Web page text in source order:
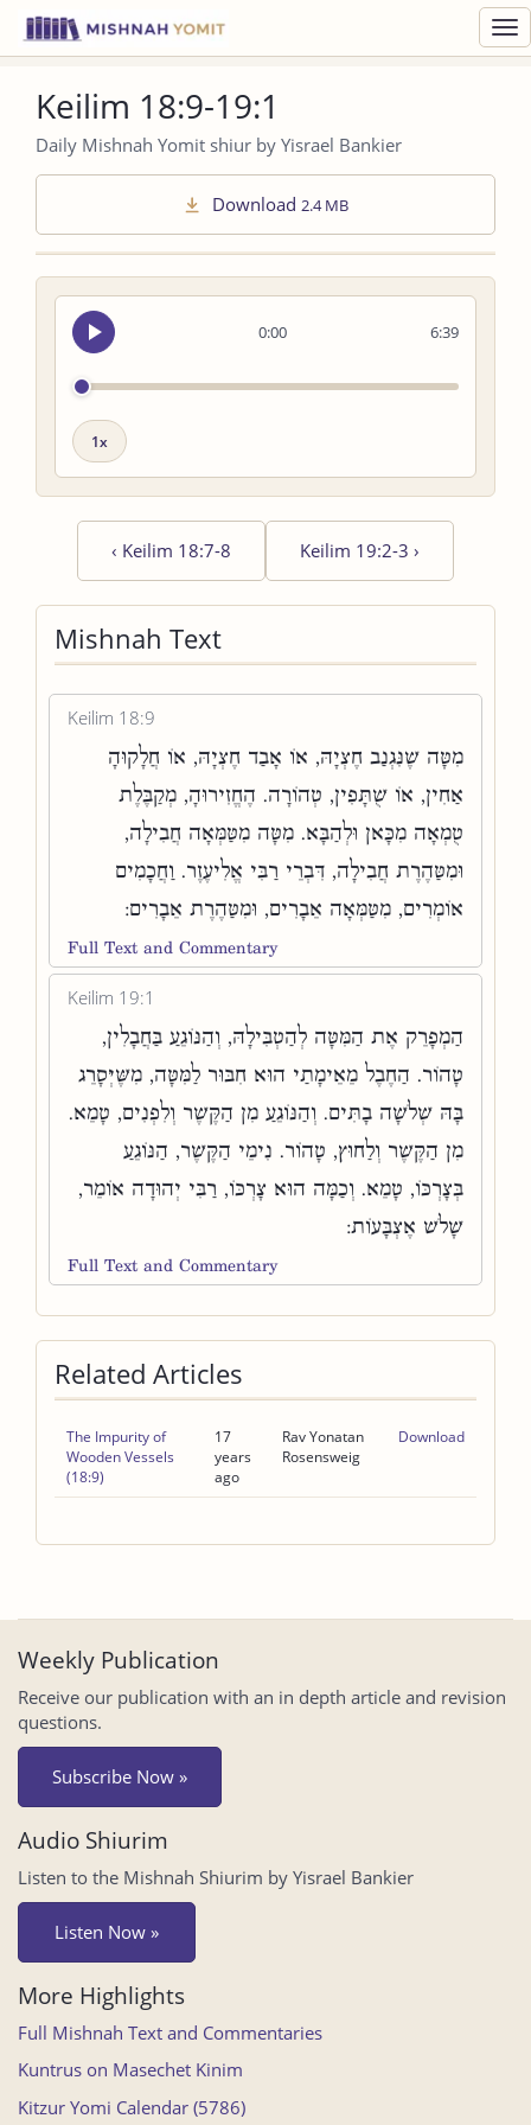
Keilim 18:9-19:1
Daily Mishnah Yomit shiur by Yisrael Bankier
Download 2.4 MB
0:00
Seek
audio
6:39
Playback
‹ Keilim 18:7-8 Keilim 19:2-3 ›
Mishnah Text
Keilim 18:9
מִטָּה שֶׁנִּגְנַב חֶצְיָהּ, אוֹ אָבַד חֶצְיָהּ, אוֹ חֲלָקוּהָ
אַחִין, אוֹ שֻׁתָּפִין, טְהוֹרָה. הֶחֱזִירוּהָ, מְקַבֶּלֶת
טֻמְאָה מִכָּאן וּלְהַבָּא. מִטָּה מִטַּמְּאָה חֲבִילָה,
וּמִטַּהֶרֶת חֲבִילָה, דִּבְרֵי רַבִּי אֱלִיעֶזֶר. וַחֲכָמִים
אוֹמְרִים, מִטַּמְּאָה אֵבָרִים, וּמִטַּהֶרֶת אֵבָרִים:
Full Text and Commentary
Keilim 19:1
הַמְפָרֵק אֶת הַמִּטָּה לְהַטְבִּילָהּ, וְהַנּוֹגֵעַ בַּחֲבָלִין,
טָהוֹר. הַחֶבֶל מֵאֵימָתַי הוּא חִבּוּר לַמִּטָּה, מִשֶּׁיְּסָרֵג
בָּהּ שְׁלֹשָׁה בָתִּים. וְהַנּוֹגֵעַ מִן הַקֶּשֶׁר וְלִפְנִים, טָמֵא.
מִן הַקֶּשֶׁר וְלַחוּץ, טָהוֹר. נִימֵי הַקֶּשֶׁר, הַנּוֹגֵעַ
בְּצָרְכּוֹ, טָמֵא. וְכַמָּה הוּא צָרְכּוֹ, רַבִּי יְהוּדָה אוֹמֵר,
שָׁלֹשׁ אֶצְבָּעוֹת:
Full Text and Commentary
Related Articles
The Impurity of
Wooden Vessels
(18:9)
17
years
ago
Rav Yonatan
Rosensweig
Download
Weekly Publication
Receive our publication with an in depth article and revision
questions.
Subscribe Now »
Audio Shiurim
Listen to the Mishnah Shiurim by Yisrael Bankier
Listen Now »
More Highlights
Full Mishnah Text and Commentaries
Kuntrus on Masechet Kinim
Kitzur Yomi Calendar (5786)